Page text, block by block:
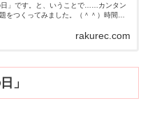
日」です。と、いうことで……カンタン
をつくってみました。（＾＾）時間算
の予定明日は折り紙（...rakurec.com
」